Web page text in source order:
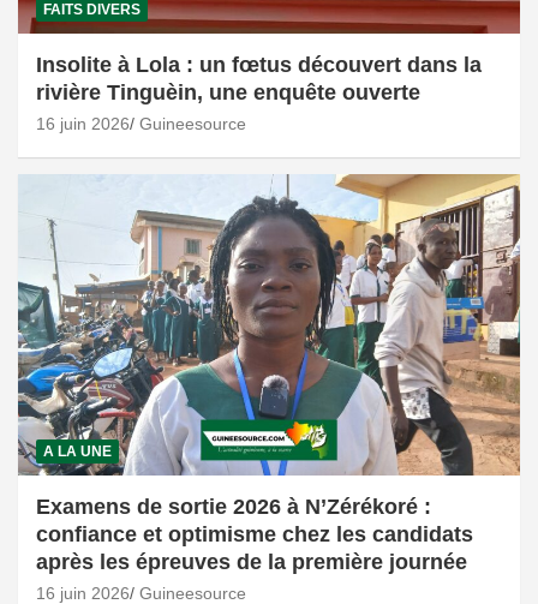
FAITS DIVERS
Insolite à Lola : un fœtus découvert dans la
rivière Tinguèin, une enquête ouverte
16 juin 2026 Guineesource
A LA UNE
Examens de sortie 2026 à N’Zérékoré :
confiance et optimisme chez les candidats
après les épreuves de la première journée
16 juin 2026 Guineesource